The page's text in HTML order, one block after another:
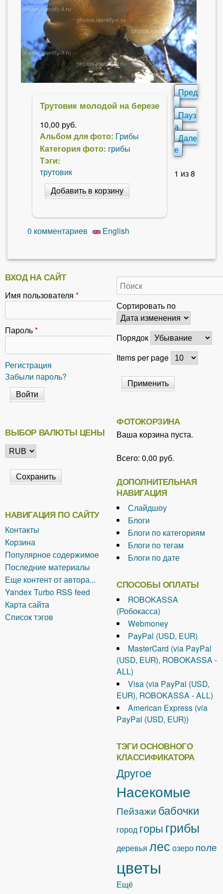
Трутовик молодой на березе
10,00 руб.
Альбом для фото: Грибы
Категория фото: грибы
Тэги:
трутовик
0 комментариев English
Пред
.
Пауз
а
Дале
е
1 из8
ВХОД НА САЙТ
Имя пользователя *
Пароль*
Регистрация
Забыли пароль?
ВЫБОР ВАЛЮТЫ ЦЕНЫ
НАВИГАЦИЯ ПО САЙТУ
Контакты
Корзина
Популярное содержимое
Последние материалы
Еще контент от автора...
Yandex Turbo RSS feed
Карта сайта
Список тэгов
Сортировать по
Порядок
Items per page
ФОТОКОРЗИНА
Ваша корзина пуста.
Всего: 0,00 руб.
ДОПОЛНИТЕЛЬНАЯ
НАВИГАЦИЯ
Слайдшоу
Блоги
Блоги по категориям
Блоги по тегам
Блоги по дате
СПОСОБЫ ОПЛАТЫ
ROBOKASSA
(Робокасса)
Webmoney
PayPal (USD, EUR)
MasterCard (via PayPal
(USD, EUR), ROBOKASSA -
ALL)
Visa (via PayPal (USD,
EUR), ROBOKASSA - ALL)
American Express (via
PayPal (USD, EUR))
ТЭГИ ОСНОВНОГО
КЛАССИФИКАТОРА
Другое
Насекомые
Пейзажи бабочки
город горыгрибы
деревья лес озеро поле
цветы
Ещё